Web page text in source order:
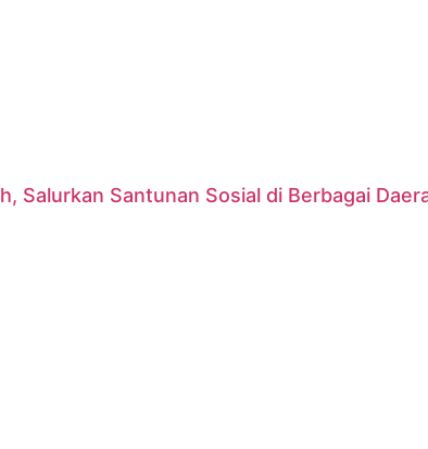
Salurkan Santunan Sosial di Berbagai